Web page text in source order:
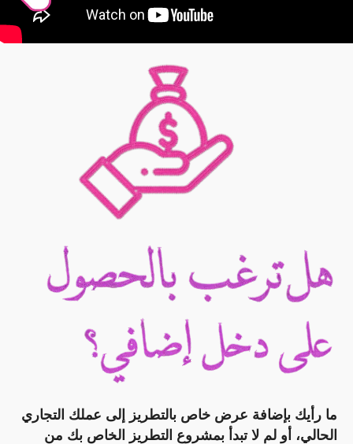
ما رأيك بإضافة عرض خاص بالتطريز إلى عملك التجاري
الحالي، أو لم لا تبدأ بمشروع التطريز الخاص بك من